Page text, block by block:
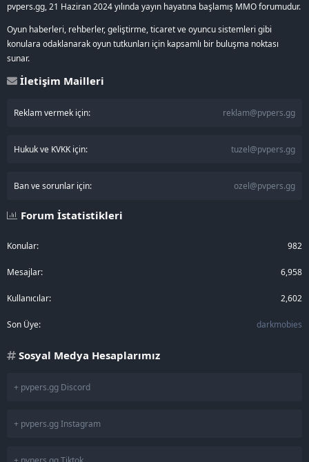
pvpers.gg, 21 Haziran 2024 yılında yayın hayatına başlamış MMO forumudur.
Oyun haberleri, rehberler, geliştirme, ticaret ve oyuncu sistemleri gibi
konulara odaklanarak oyun tutkunları için kapsamlı bir buluşma noktası
sunar.
İletişim Mailleri
Reklam vermek için: reklam@pvpers.gg
Hukuk ve KVKK için: tuzel@pvpers.gg
Ban ve sorunlar için: ozel@pvpers.gg
Forum İstatistikleri
Konular 982
Mesajlar 6,958
Kullanıcılar 2,602
Son Üye darkmobies
Sosyal Medya Hesaplarımız
+ pvpers.gg Discord
+ pvpers.gg Instagram